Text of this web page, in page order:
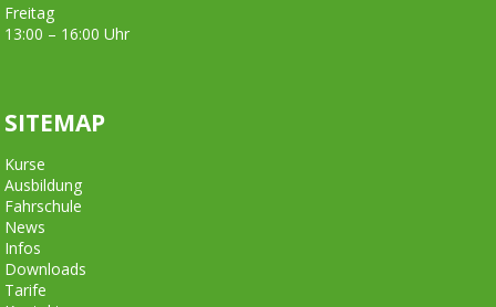
Freitag
13:00 – 16:00 Uhr
SITEMAP
Kurse
Ausbildung
Fahrschule
News
Infos
Downloads
Tarife